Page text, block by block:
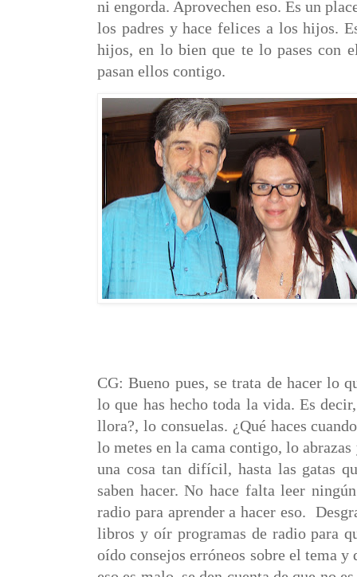
ni engorda. Aprovechen eso. Es un
los padres y hace felices a los hijos.
hijos, en lo bien que te lo pases con
pasan ellos contigo.
CG: Bueno pues, se trata de hacer lo
lo que has hecho toda la vida. Es
llora?, lo consuelas. ¿Qué haces
lo metes en la cama contigo, lo
una cosa tan difícil, hasta las gatas
saben hacer. No hace falta leer
radio para aprender a hacer eso.
libros y oír programas de radio para
oído consejos erróneos sobre el tema y